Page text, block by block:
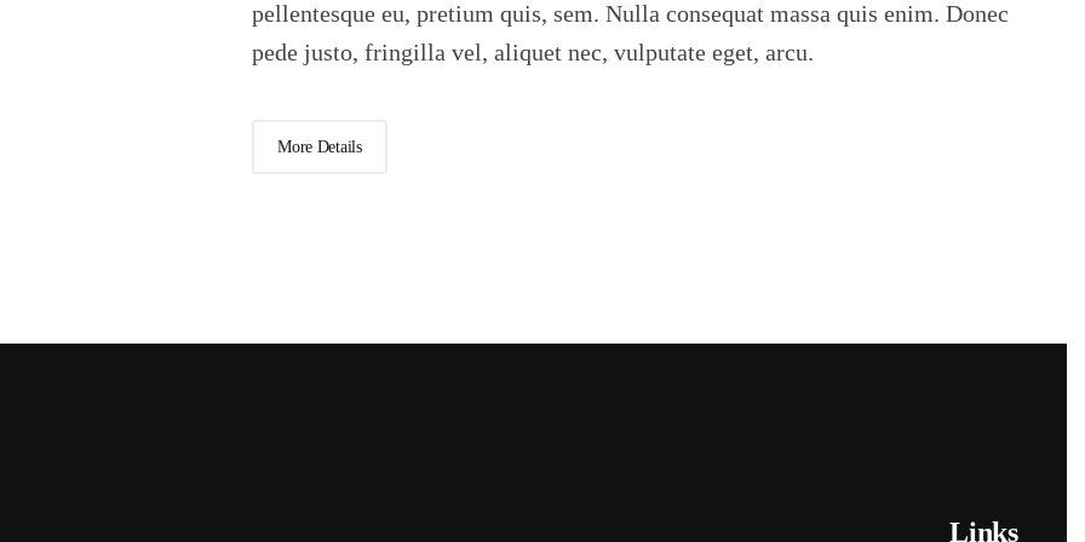
pellentesque eu, pretium quis, sem. Nulla consequat massa quis enim. Donec
pede justo, fringilla vel, aliquet nec, vulputate eget, arcu.
More Details
Links